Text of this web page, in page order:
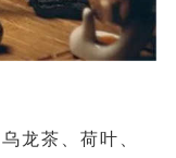
龙茶、荷叶、